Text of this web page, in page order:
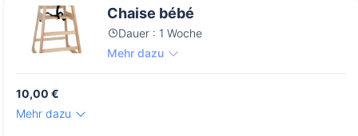
Chaise bébé
Dauer : 1 Woche
Mehr dazu
10,00 €
Mehr dazu